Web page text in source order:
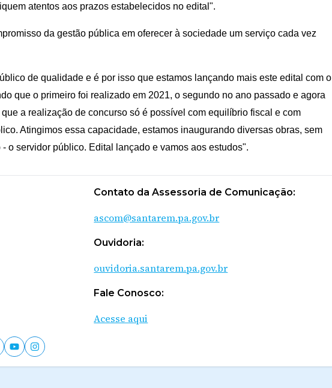
atentos aos prazos estabelecidos no edital".
da gestão pública em oferecer à sociedade um serviço cada vez
de qualidade e é por isso que estamos lançando mais este edital com o
que o primeiro foi realizado em 2021, o segundo no ano passado e agora
a realização de concurso só é possível com equilíbrio fiscal e com
Atingimos essa capacidade, estamos inaugurando diversas obras, sem
o servidor público. Edital lançado e vamos aos estudos".
Contato da Assessoria de Comunicação:
ascom@santarem.pa.gov.br
Ouvidoria:
ouvidoria.santarem.pa.gov.br
Fale Conosco:
Acesse aqui